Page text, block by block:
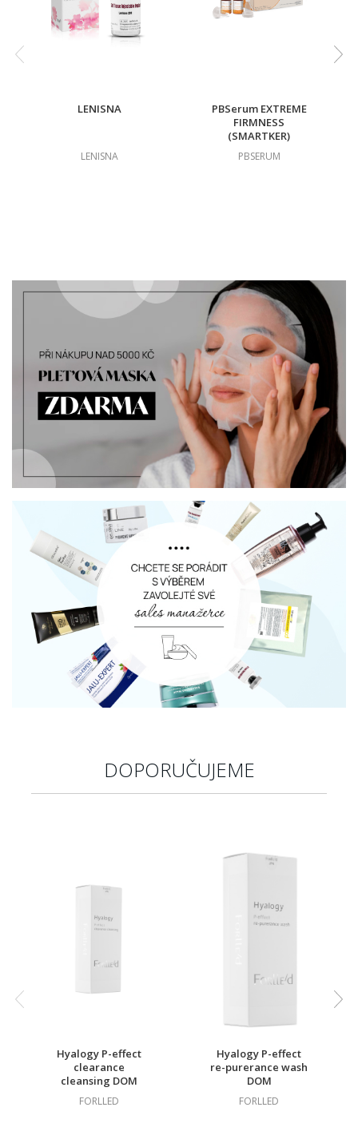
LENISNA
LENISNA
PBSerum EXTREME
FIRMNESS
(SMARTKER)
PBSERUM
DOPORUČUJEME
Hyalogy P-effect
clearance
cleansing DOM
FORLLED
Hyalogy P-effect
re-purerance wash
DOM
FORLLED